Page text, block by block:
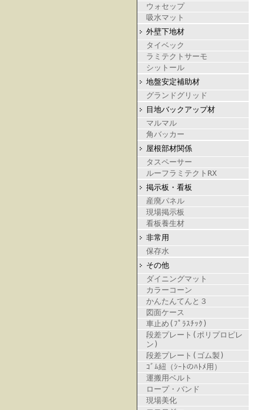
ウォセップ
吸水マット
外壁下地材
タイベック
ラミテクトサーモ
シットール
地盤安定補助材
グランドグリッド
目地バックアップ材
マルマル
角バッカー
屋根部材関係
タスペーサー
ルーフラミテクトRX
掲示板・看板
産廃パネル
現場掲示板
看板養生材
非常用
保存水
その他
ダイニングマット
カラーコーン
かんたんてんと３
図面ケース
車止め(ﾌﾟﾗｽﾁｯｸ)
段差プレート(ポリプロピレ
ン)
段差プレート(ゴム製)
ｺﾞﾑ紐（ｼｰﾄのﾊﾄﾒ用）
運搬用ベルト
ロープ・バンド
現場美化